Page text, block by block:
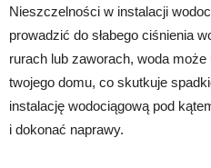
Nieszczelności w instalacji
prowadzić do słabego ciśnienia
rurach lub zaworach, woda
twojego domu, co skutkuje
instalację wodociągową pod
i dokonać naprawy.